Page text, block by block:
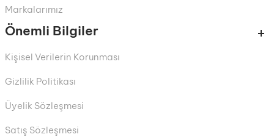
Markalarımız
Önemli Bilgiler
Kişisel Verilerin Korunması
Gizlilik Politikası
Üyelik Sözleşmesi
Satış Sözleşmesi